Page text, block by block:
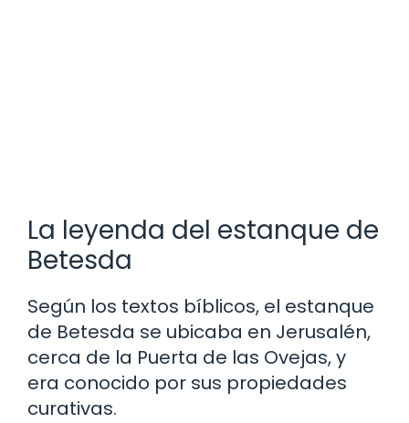
La leyenda del estanque de
Betesda
Según los textos bíblicos, el estanque
de Betesda se ubicaba en Jerusalén,
cerca de la Puerta de las Ovejas, y
era conocido por sus propiedades
curativas.